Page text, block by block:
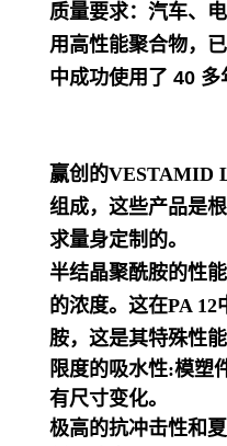
质量要求：汽车、
用高性能聚合物，
中成功使用了 40 多
赢创的VESTAMID
组成，这些产品是
求量身定制的。
半结晶聚酰胺的性
的浓度。这在PA
胺，这是其特殊性
限度的吸水性:模塑
有尺寸变化。
极高的抗冲击性和